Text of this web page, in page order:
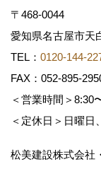
〒468-0044
愛知県名古屋市
TEL： 0120-144-
FAX：052-895-
＜営業時間＞8:30
＜定休日＞日曜日
松美建設株式会社